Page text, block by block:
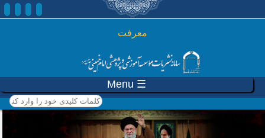
رفتن به محتوای اصلی
معرفت
☰ Menu
کلمات کلیدی خود را وارد
کنید